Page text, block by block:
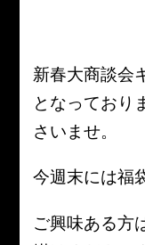
新春大商談会
となっており
さいませ。
今週末には福
ご興味ある方